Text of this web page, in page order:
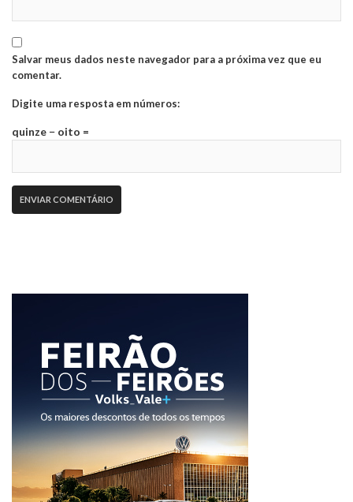
Salvar meus dados neste navegador para a próxima vez que eu
comentar.
Digite uma resposta em números:
quinze − oito =